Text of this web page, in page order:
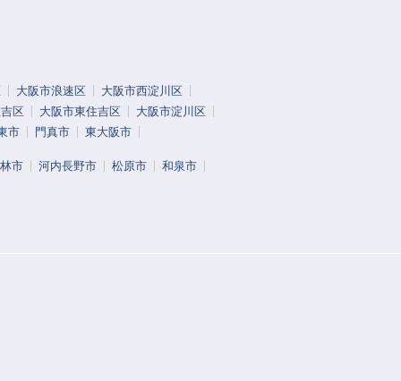
大阪市浪速区
大阪市西淀川区
区
大阪市東住吉区
大阪市淀川区
市
門真市 東大阪市
市 河内長野市 松原市 和泉市